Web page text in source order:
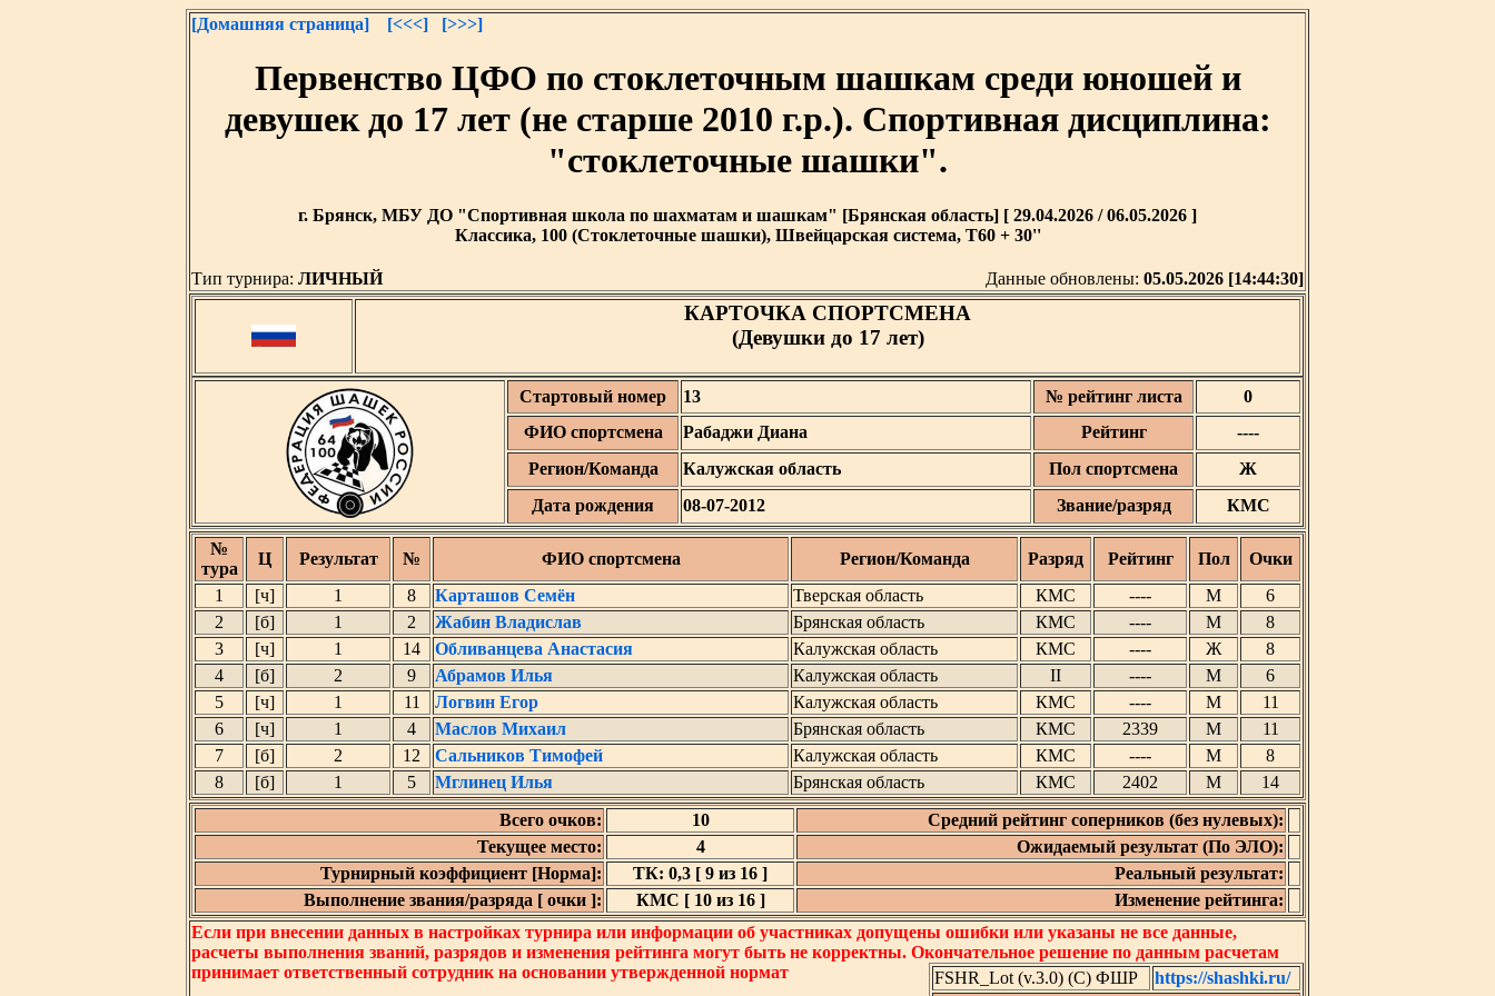
[Домашняя страница] [<<<] [>>>]
Первенство ЦФО по стоклеточным шашкам среди юношей и
девушек до 17 лет (не старше 2010 г.р.). Спортивная дисциплина:
"стоклеточные шашки".
г. Брянск, МБУ ДО "Спортивная школа по шахматам и шашкам" [Брянская область] [ 29.04.2026 / 06.05.2026 ]
Классика, 100 (Стоклеточные шашки), Швейцарская система, T60 + 30''
Тип турнира: ЛИЧНЫЙ Данные обновлены: 05.05.2026 [14:44:30]
КАРТОЧКА СПОРТСМЕНА
(Девушки до 17 лет)
Стартовый номер 13 № рейтинг листа
0
ФИО спортсмена
Рабаджи Диана Рейтинг
----
Регион/Команда
Калужская область Пол спортсмена
Ж
Дата рождения
08-07-2012 Звание/разряд КМС
№
тура
Ц Результат № ФИО спортсмена Регион/Команда Разряд Рейтинг Пол
Очки
1
[ч] 1 8 Карташов Семён Тверская область КМС ---- М
6
2
[б] 1 2 Жабин Владислав Брянская область КМС ---- М
8
3
[ч] 1 14 Обливанцева Анастасия Калужская область КМС ---- Ж
8
4
[б] 2 9 Абрамов Илья Калужская область II ---- М
6
5
[ч] 1 11 Логвин Егор Калужская область КМС ---- М
11
6
[ч] 1 4 Маслов Михаил Брянская область КМС 2339 М
11
7
[б] 2 12 Сальников Тимофей Калужская область КМС ---- М
8
8
[б] 1 5 Мглинец Илья Брянская область КМС 2402 М
14
Всего очков:
10
Средний рейтинг соперников (без нулевых):
Текущее место:
4
Ожидаемый результат (По ЭЛО):
Турнирный коэффициент [Норма]:
ТК: 0,3 [ 9 из 16 ]
Реальный результат:
Выполнение звания/разряда [ очки ]:
КМС [ 10 из 16 ]
Изменение рейтинга:
Если при внесении данных в настройках турнира или информации об участниках допущены ошибки или указаны не все данные,
расчеты выполнения званий, разрядов и изменения рейтинга могут быть не корректны. Окончательное решение по данным расчетам
принимает ответственный сотрудник на основании утвержденной нормат
FSHR_Lot (v.3.0) (C) ФШР
https://shashki.ru/